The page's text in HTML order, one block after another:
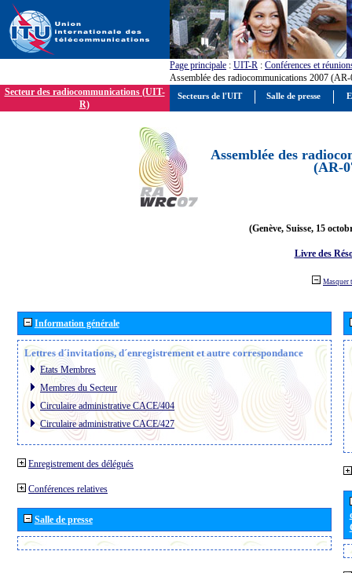
Page principale : UIT-R : Conférences et
Assemblée des radiocommunications 2007
Secteur des radiocommunications (UIT-
R)
Assemblée des
(AR-
(Genève, Suisse, 15
Livre des
Masquer
Information générale
Lettres d´invitations, d´enregistrement et autre correspondance
Etats Membres
Membres du Secteur
Circulaire administrative CACE/404
Circulaire administrative CACE/427
Enregistrement des délégués
Conférences relatives
Salle de presse
Secteurs de l'UIT Salle de presse